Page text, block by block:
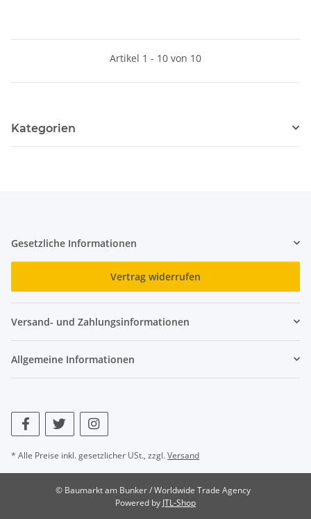
Artikel 1 - 10 von 10
Kategorien
Gesetzliche Informationen
Vertrag widerrufen
Versand- und Zahlungsinformationen
Allgemeine Informationen
* Alle Preise inkl. gesetzlicher USt., zzgl.Versand
© Baumarkt am Bunker / Worldwide Trade Agency
Powered by JTL-Shop